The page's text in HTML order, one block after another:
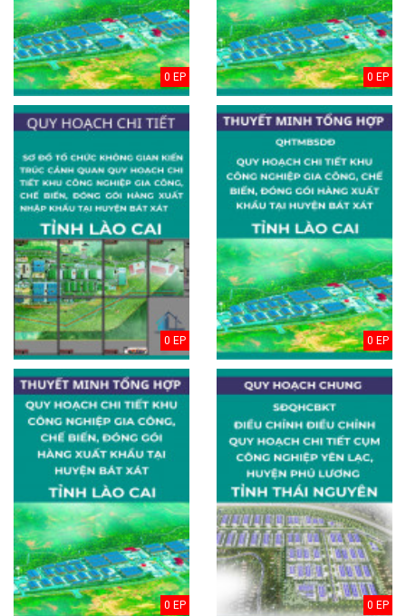
0 EP 0 EP
0 EP 0 EP
0 EP 0 EP